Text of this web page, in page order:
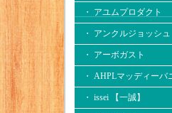
・ アユムプロダクト
・ アンクルジョッシュ
・ アーボガスト
・ AHPLマッディーバ
・ issei 【一誠】